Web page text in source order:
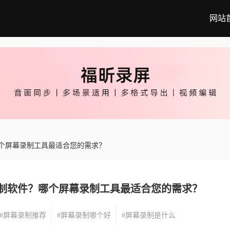
网站
幕录制工具最适合您的需求？
软件？哪个屏幕录制工具最适合您的需求？
屏幕录制推荐 #屏幕录制哪个好 #屏幕录制是什么